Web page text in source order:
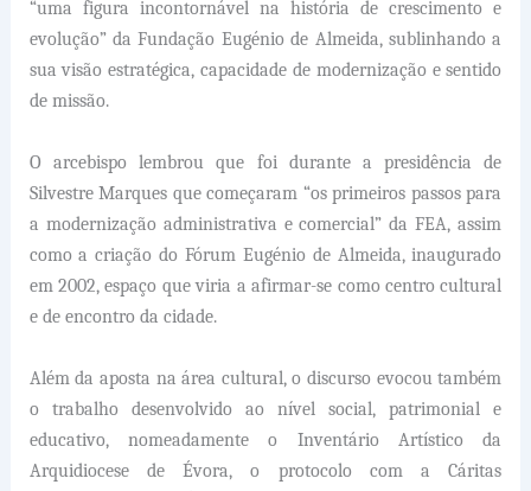
“uma figura incontornável na história de crescimento e
evolução” da Fundação Eugénio de Almeida, sublinhando a
sua visão estratégica, capacidade de modernização e sentido
de missão.
O arcebispo lembrou que foi durante a presidência de
Silvestre Marques que começaram “os primeiros passos para
a modernização administrativa e comercial” da FEA, assim
como a criação do Fórum Eugénio de Almeida, inaugurado
em 2002, espaço que viria a afirmar-se como centro cultural
e de encontro da cidade.
Além da aposta na área cultural, o discurso evocou também
o trabalho desenvolvido ao nível social, patrimonial e
educativo, nomeadamente o Inventário Artístico da
Arquidiocese de Évora, o protocolo com a Cáritas